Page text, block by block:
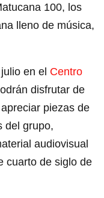
100, los
lleno de música,
en el Centro
disfrutar de
piezas de
del grupo,
audiovisual
cuarto de siglo de